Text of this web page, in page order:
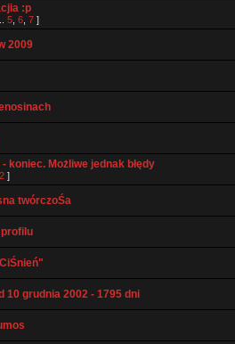
:p
5 6 7 ]
2009
koniec. Możliwe jednak błędy
2 ]
twórczoŚa
10 grudnia 2002 - 1795 dni